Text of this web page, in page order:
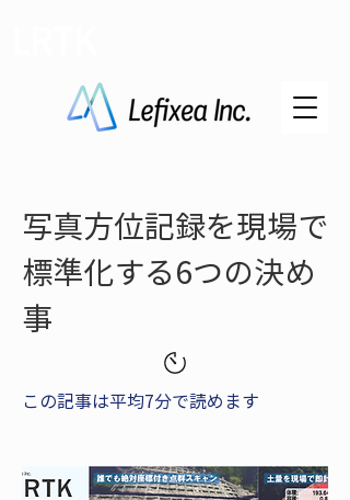
写真方位記録を現場で
標準化する6つの決め
事
この記事は平均7分で読めます